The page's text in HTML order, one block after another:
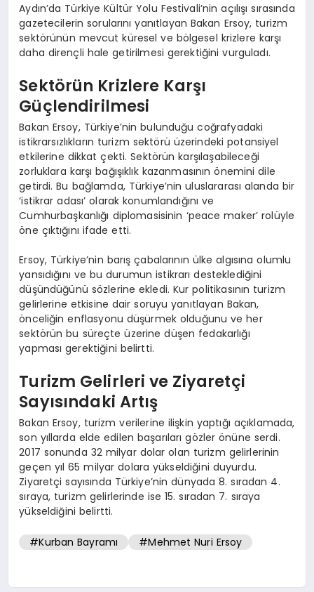
Aydın’da Türkiye Kültür Yolu Festivali’nin açılışı sırasında
gazetecilerin sorularını yanıtlayan Bakan Ersoy, turizm
sektörünün mevcut küresel ve bölgesel krizlere karşı
daha dirençli hale getirilmesi gerektiğini vurguladı.
Sektörün Krizlere Karşı
Güçlendirilmesi
Bakan Ersoy, Türkiye’nin bulunduğu coğrafyadaki
istikrarsızlıkların turizm sektörü üzerindeki potansiyel
etkilerine dikkat çekti. Sektörün karşılaşabileceği
zorluklara karşı bağışıklık kazanmasının önemini dile
getirdi. Bu bağlamda, Türkiye’nin uluslararası alanda bir
‘istikrar adası’ olarak konumlandığını ve
Cumhurbaşkanlığı diplomasisinin ‘peace maker’ rolüyle
öne çıktığını ifade etti.
Ersoy, Türkiye’nin barış çabalarının ülke algısına olumlu
yansıdığını ve bu durumun istikrarı desteklediğini
düşündüğünü sözlerine ekledi. Kur politikasının turizm
gelirlerine etkisine dair soruyu yanıtlayan Bakan,
önceliğin enflasyonu düşürmek olduğunu ve her
sektörün bu süreçte üzerine düşen fedakarlığı
yapması gerektiğini belirtti.
Turizm Gelirleri ve Ziyaretçi
Sayısındaki Artış
Bakan Ersoy, turizm verilerine ilişkin yaptığı açıklamada,
son yıllarda elde edilen başarıları gözler önüne serdi.
2017 sonunda 32 milyar dolar olan turizm gelirlerinin
geçen yıl 65 milyar dolara yükseldiğini duyurdu.
Ziyaretçi sayısında Türkiye’nin dünyada 8. sıradan 4.
sıraya, turizm gelirlerinde ise 15. sıradan 7. sıraya
yükseldiğini belirtti.
#Kurban Bayramı #Mehmet Nuri Ersoy